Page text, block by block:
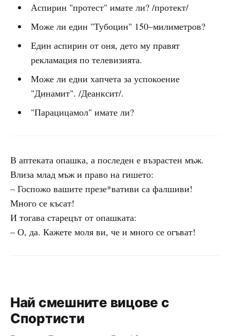
Аспирин "протест" имате ли? /протект/
Може ли един "Тубоцин" 150–милиметров?
Един аспирин от оня, дето му правят
рекламация по телевизията.
Може ли едни хапчета за успокоение
"Динамит". /Деанксит/.
"Парацицамол" имате ли?
В аптеката опашка, а последен е възрастен мъж.
Влиза млад мъж и право на гишето:
– Госпожо вашите презе*вативи са фалшиви!
Много се късат!
И тогава старецът от опашката:
– О, да. Кажете моля ви, че и много се огъват!
Най смешните вицове с
Спортисти